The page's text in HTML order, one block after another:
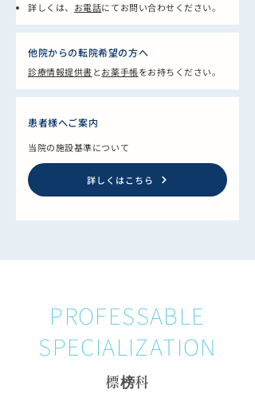
詳しくは、 お電話にてお問い合わせください。
他院からの転院希望の方へ
診療情報提供書とお薬手帳をお持ちください。
患者様へご案内
当院の施設基準について
詳しくはこちら
PROFESSABLE
SPECIALIZATION
標榜科